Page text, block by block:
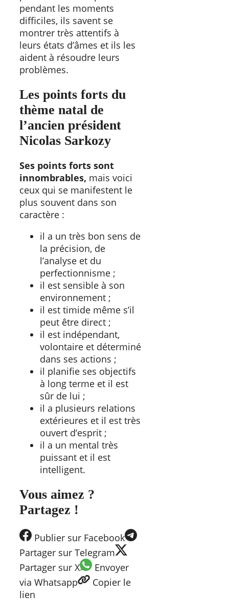
pendant les moments
difficiles, ils savent se
montrer très attentifs à
leurs états d’âmes et ils les
aident à résoudre leurs
problèmes.
Les points forts du
thème natal de
l’ancien président
Nicolas Sarkozy
Ses points forts sont
innombrables, mais voici
ceux qui se manifestent le
plus souvent dans son
caractère :
il a un très bon sens de
la précision, de
l’analyse et du
perfectionnisme ;
il est sensible à son
environnement ;
il est timide même s’il
peut être direct ;
il est indépendant,
volontaire et déterminé
dans ses actions ;
il planifie ses objectifs
à long terme et il est
sûr de lui ;
il a plusieurs relations
extérieures et il est très
ouvert d’esprit ;
il a un mental très
puissant et il est
intelligent.
Vous aimez ?
Partagez !
Publier sur Facebook
Partager sur Telegram
Partager sur X
Envoyer
via Whatsapp
Copier le
lien